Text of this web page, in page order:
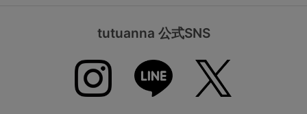
tutuanna 公式SNS